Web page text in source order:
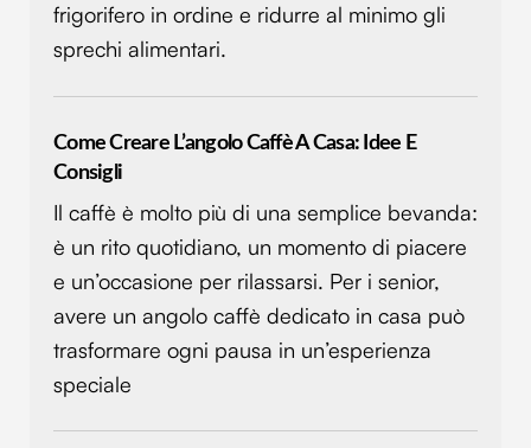
frigorifero in ordine e ridurre al minimo gli
sprechi alimentari.
Come Creare L’angolo Caffè A Casa: Idee E
Consigli
Il caffè è molto più di una semplice bevanda:
è un rito quotidiano, un momento di piacere
e un’occasione per rilassarsi. Per i senior,
avere un angolo caffè dedicato in casa può
trasformare ogni pausa in un’esperienza
speciale